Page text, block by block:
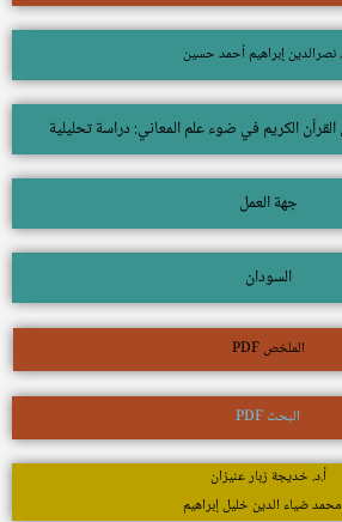
نصرالدين إبراهيم أحمد حسين
الكريم في ضوء علم المعاني: دراسة تحليلية
جهة العمل
السودان
الملخص PDF
البحث PDF
أ.د. خديجة زبار عنيزان
ضياء الدين خليل إبراهيم